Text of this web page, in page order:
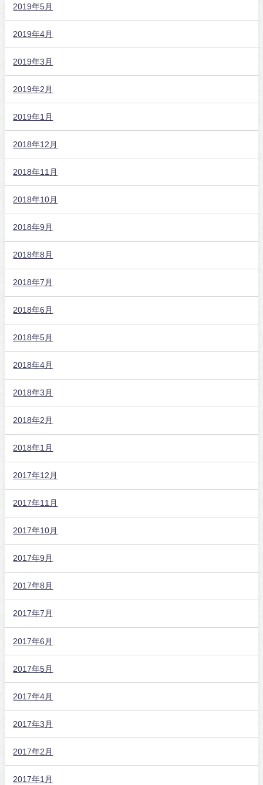
2019年5月
2019年4月
2019年3月
2019年2月
2019年1月
2018年12月
2018年11月
2018年10月
2018年9月
2018年8月
2018年7月
2018年6月
2018年5月
2018年4月
2018年3月
2018年2月
2018年1月
2017年12月
2017年11月
2017年10月
2017年9月
2017年8月
2017年7月
2017年6月
2017年5月
2017年4月
2017年3月
2017年2月
2017年1月